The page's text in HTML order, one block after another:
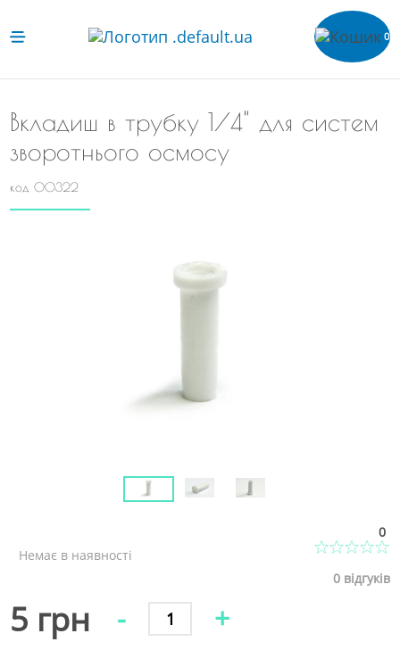
0
Вкладиш в трубку 1/4" для систем
зворотнього осмосу
код 00322
Немає в наявності
0
0відгуків
5 грн - +